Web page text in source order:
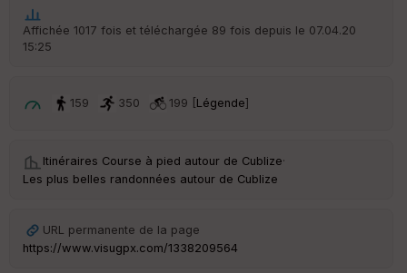
S
Affichée 1017 fois et téléchargée 89 fois depuis le 07.04.20
15:25
159 350 199 [Légende]
Itinéraires Course à pied autour de Cublize·
Les plus belles randonnées autour de Cublize
URL permanente de la page
https://www.visugpx.com/1338209564